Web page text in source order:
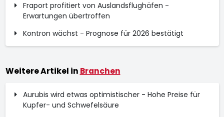
Fraport profitiert von Auslandsflughäfen -
Erwartungen übertroffen
Kontron wächst - Prognose für 2026 bestätigt
Weitere Artikel in Branchen
Aurubis wird etwas optimistischer - Hohe Preise für
Kupfer- und Schwefelsäure